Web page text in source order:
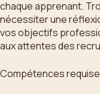
chaque apprenant.
nécessiter une
vos objectifs
aux attentes des
Compétences